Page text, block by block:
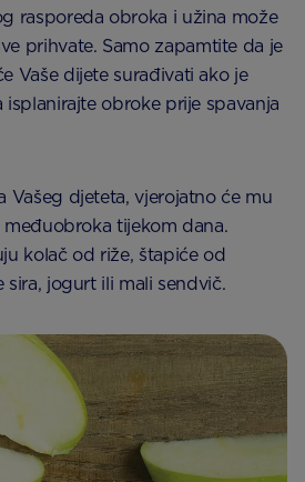
rasporeda obroka i užina može
prihvate. Samo zapamtite da je
Vaše dijete surađivati ako je
obroke prije spavanja
Vašeg djeteta, vjerojatno će mu
tijekom dana.
kolač od riže, štapiće od
sira, jogurt ili mali sendvič.